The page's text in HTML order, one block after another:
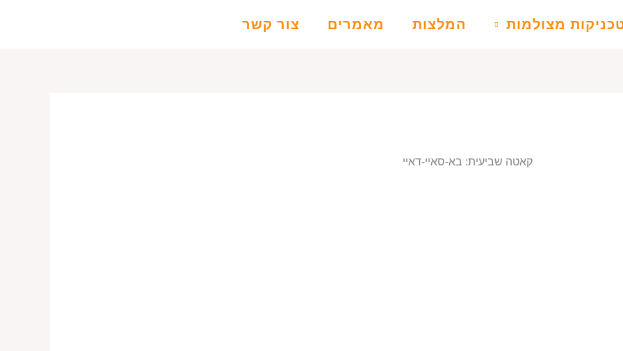
מצולמות המלצות מאמרים צור קשר
קאטה שביעית: בא-סאיי-דאיי